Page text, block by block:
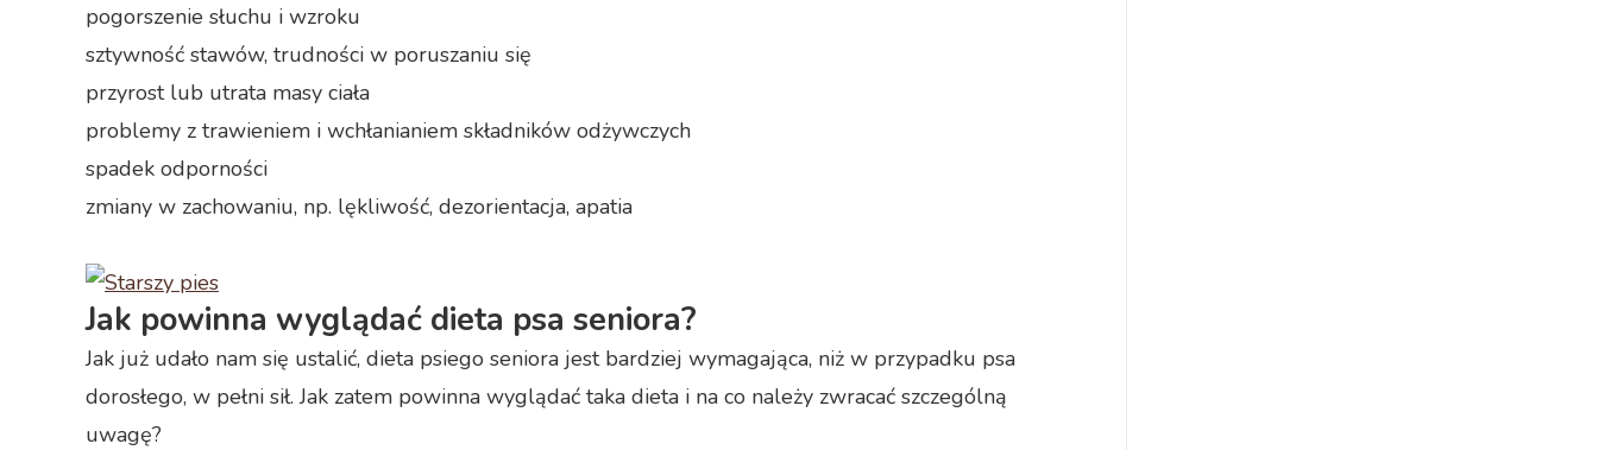
pogorszenie słuchu i wzroku
sztywność stawów, trudności w poruszaniu się
przyrost lub utrata masy ciała
problemy z trawieniem i wchłanianiem składników odżywczych
spadek odporności
zmiany w zachowaniu, np. lękliwość, dezorientacja, apatia
Jak powinna wyglądać dieta psa seniora?
Jak już udało nam się ustalić, dieta psiego seniora jest bardziej wymagająca, niż w przypadku psa
dorosłego, w pełni sił. Jak zatem powinna wyglądać taka dieta i na co należy zwracać szczególną
uwagę?